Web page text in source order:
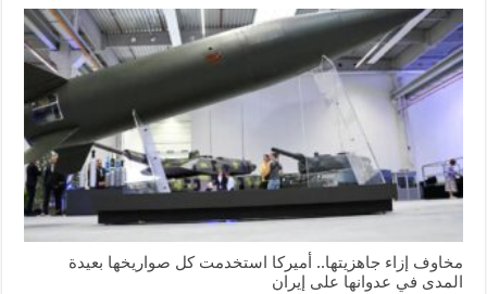
مخاوف إزاء جاهزيتها.. أميركا استخدمت كل صواريخها بعيدة
المدى في عدوانها على إيران